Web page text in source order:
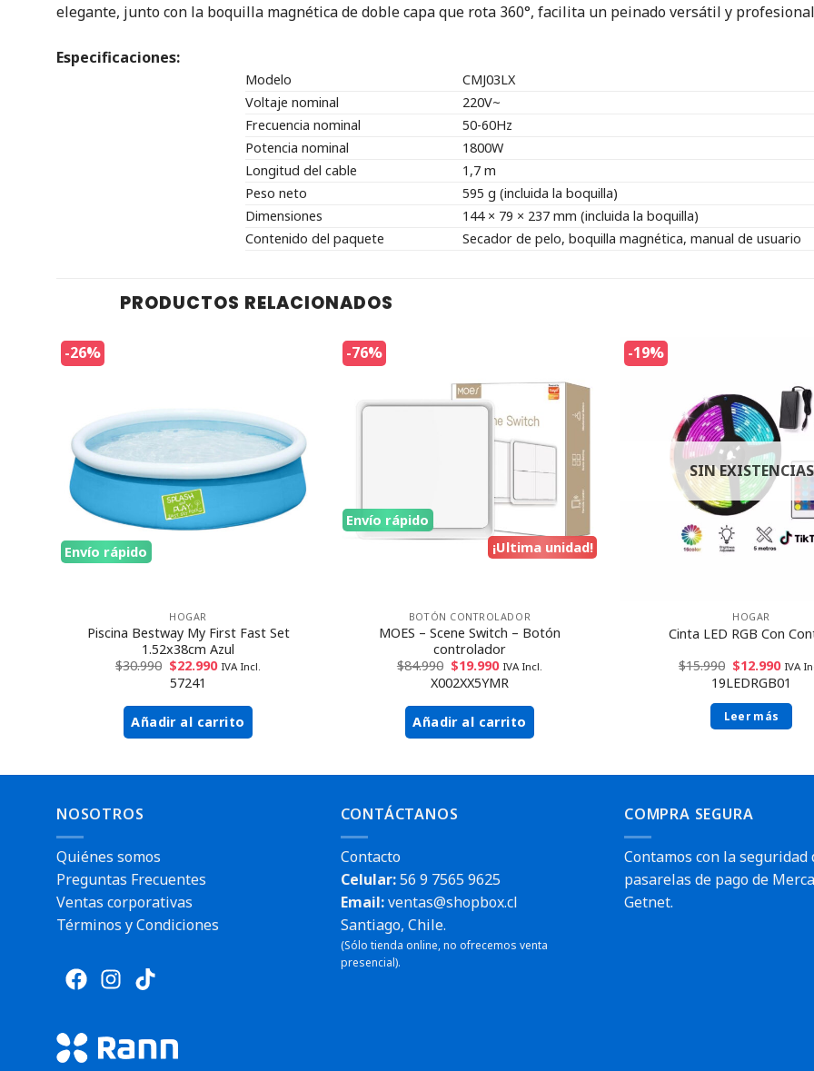
elegante, junto con la boquilla magnética de doble capa que rota 360°, facilita un peinado versátil y
Especificaciones:
Modelo
CMJ03LX
Voltaje nominal
220V~
Frecuencia nominal
50-60Hz
Potencia nominal
1800W
Longitud del cable
1,7 m
Peso neto
595 g (incluida la boquilla)
Dimensiones
144 × 79 × 237 mm (incluida la boquilla)
Contenido del paquete
Secador de pelo, boquilla magnética, manual de usuario
PRODUCTOS RELACIONADOS
-26%
Envío rápido
HOGAR
Piscina Bestway My First Fast Set
1.52x38cm Azul
$30.990 $22.990 IVA Incl.
57241
Añadir al carrito
-76%
¡Ultima unidad!
Envío rápido
BOTÓN CONTROLADOR
MOES – Scene Switch – Botón
controlador
$84.990 $19.990 IVA Incl.
X002XX5YMR
Añadir al carrito
-19%
SIN EXISTENCIAS
HOGAR
Cinta LED RGB Con
$15.990 $12.990 IVA
19LEDRGB01
Leer más
NOSOTROS
Quiénes somos
Preguntas Frecuentes
Ventas corporativas
Términos y Condiciones
CONTÁCTANOS
Contacto
Celular:56 9 7565 9625
Email:ventas@shopbox.cl
Santiago, Chile.
(Sólo tienda online, no ofrecemos venta
presencial).
COMPRA SEGURA
Contamos con la seguridad
pasarelas de pago de
Getnet.